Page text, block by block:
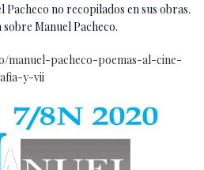
Pacheco no recopilados en sus obras.
Manuel Pacheco.
manuel-pacheco-poemas-al-cine-
y-vii